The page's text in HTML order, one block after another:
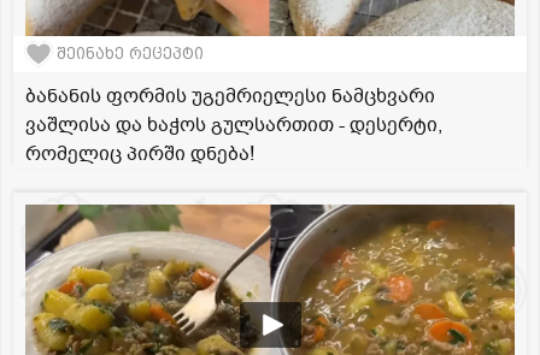
შეინახე რეცეპტი
ბანანის ფორმის უგემრიელესი ნამცხვარი
ვაშლისა და ხაჭოს გულსართით - დესერტი,
რომელიც პირში დნება!